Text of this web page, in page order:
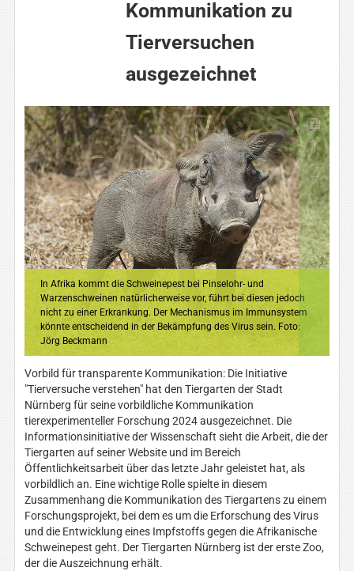
Kommunikation zu
Tierversuchen
ausgezeichnet
In Afrika kommt die Schweinepest bei Pinselohr- und
Warzenschweinen natürlicherweise vor, führt bei diesen jedoch
nicht zu einer Erkrankung. Der Mechanismus im Immunsystem
könnte entscheidend in der Bekämpfung des Virus sein. Foto:
Jörg Beckmann
1
2
Vorbild für transparente Kommunikation: Die Initiative
"Tierversuche verstehen" hat den Tiergarten der Stadt
Nürnberg für seine vorbildliche Kommunikation
tierexperimenteller Forschung 2024 ausgezeichnet. Die
Informationsinitiative der Wissenschaft sieht die Arbeit, die der
Tiergarten auf seiner Website und im Bereich
Öffentlichkeitsarbeit über das letzte Jahr geleistet hat, als
vorbildlich an. Eine wichtige Rolle spielte in diesem
Zusammenhang die Kommunikation des Tiergartens zu einem
Forschungsprojekt, bei dem es um die Erforschung des Virus
und die Entwicklung eines Impfstoffs gegen die Afrikanische
Schweinepest geht. Der Tiergarten Nürnberg ist der erste Zoo,
der die Auszeichnung erhält.